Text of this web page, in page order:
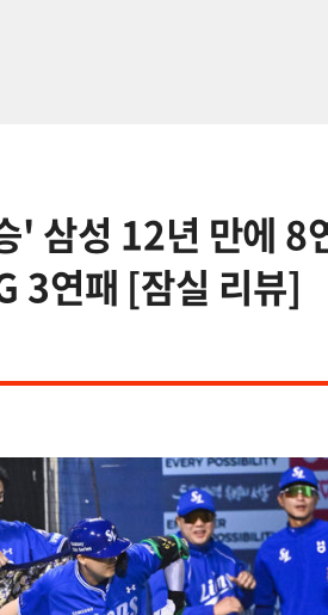
' 삼성 12년 만에 8
3연패 [잠실 리뷰]